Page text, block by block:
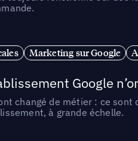
Marketing sur Google
Google
changé de métier : ce
à grande échelle.